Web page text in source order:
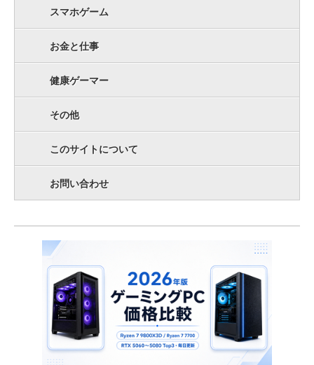
スマホゲーム
お金と仕事
健康ゲーマー
その他
このサイトについて
お問い合わせ